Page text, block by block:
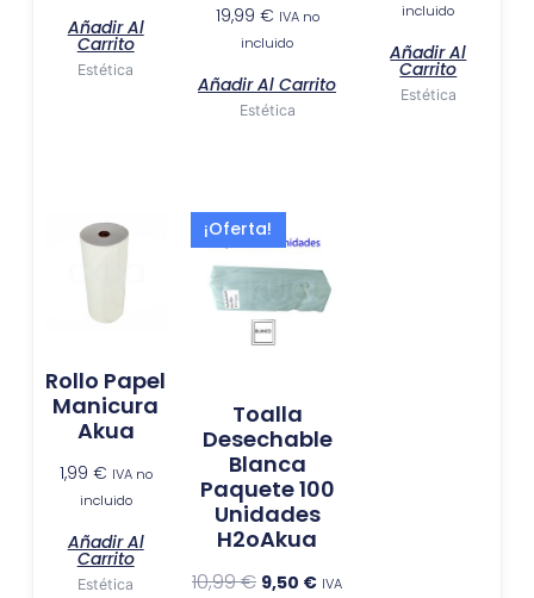
Añadir Al
Carrito
Estética
19,99 € IVA no
incluido
Añadir Al Carrito
Estética
incluido
Añadir Al
Carrito
Estética
Rollo Papel
Manicura
Akua
1,99 € IVA no
incluido
Añadir Al
Carrito
Estética
¡Oferta!
Toalla
Desechable
Blanca
Paquete 100
Unidades
H2oAkua
10,99€
El
precio
original
10,99 €.
9,50 €
precio
actual
es:
IVA